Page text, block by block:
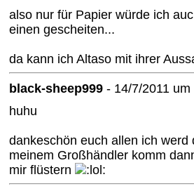
also nur für Papier würde ich
einen gescheiten...
da kann ich Altaso mit ihrer
black-sheep999- 14/7/2011 um
huhu
dankeschön euch allen ich
meinem Großhändler komm
mir flüstern